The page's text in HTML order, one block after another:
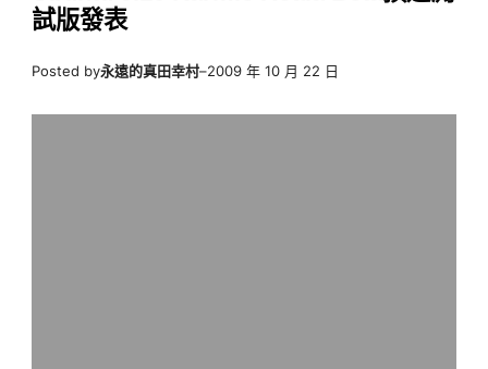
試版發表
Posted by永遠的真田幸村–2009 年 10 月 22 日